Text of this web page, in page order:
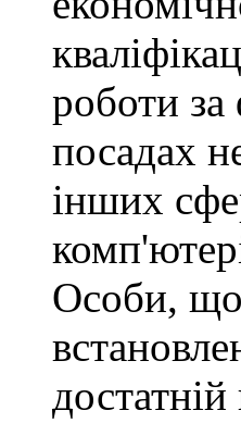
роботи
посадах
інших
Особи, що